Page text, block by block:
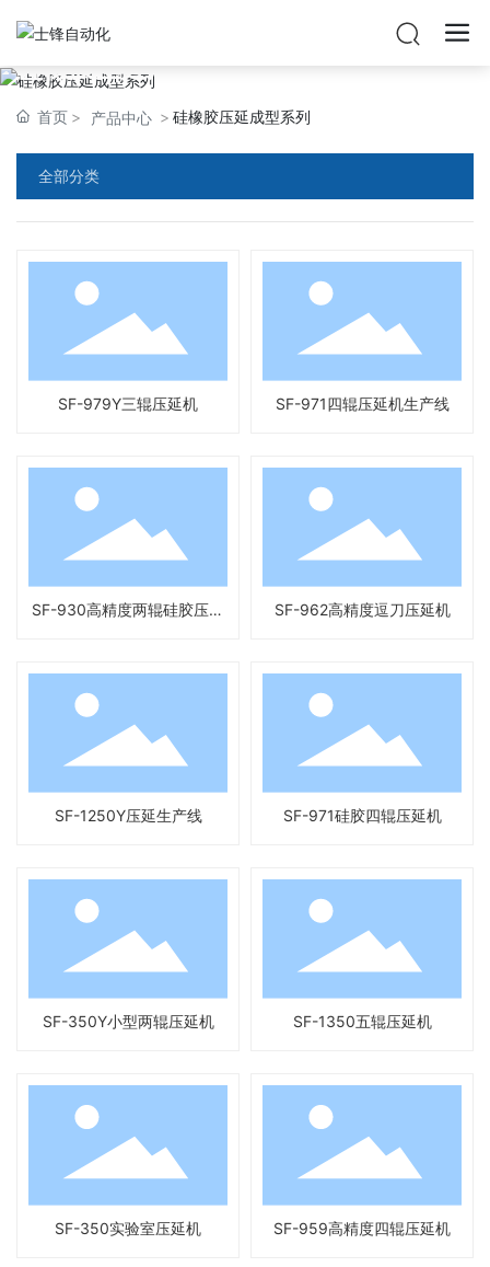
硅橡胶压延成型系列
首页 产品中心 硅橡胶压延成型系列
全部分类
SF-979Y三辊压延机 SF-971四辊压延机生产线
SF-930高精度两辊硅胶压延
SF-962高精度逗刀压延机
SF-1250Y压延生产线 SF-971硅胶四辊压延机
SF-350Y小型两辊压延机 SF-1350五辊压延机
SF-350实验室压延机 SF-959高精度四辊压延机